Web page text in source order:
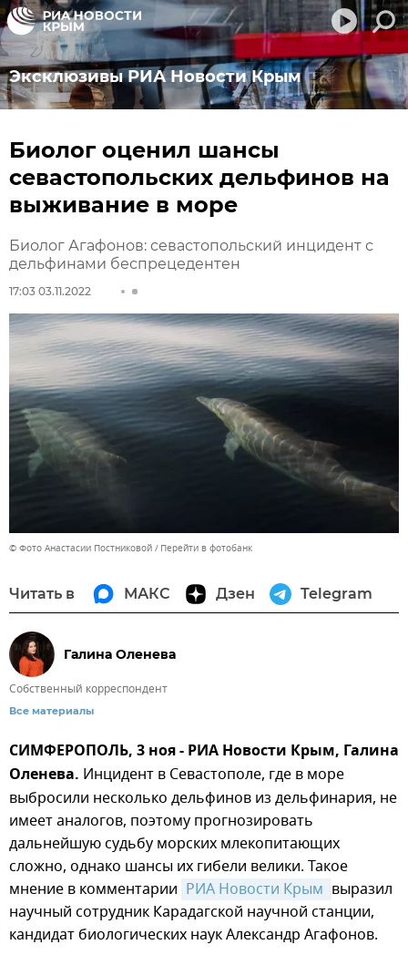
Эксклюзивы РИА Новости Крым
Биолог оценил шансы
севастопольских дельфинов на
выживание в море
Биолог Агафонов: севастопольский инцидент с
дельфинами беспрецедентен
17:03 03.11.2022
© Фото Анастасии Постниковой Перейти в фотобанк
Читать в МАКС Дзен Telegram
Галина Оленева
Собственный корреспондент
Все материалы
СИМФЕРОПОЛЬ, 3 ноя - РИА Новости Крым, Галина
Оленева. Инцидент в Севастополе, где в море
выбросили несколько дельфинов из дельфинария, не
имеет аналогов, поэтому прогнозировать
дальнейшую судьбу морских млекопитающих
сложно, однако шансы их гибели велики. Такое
мнение в комментарии РИА Новости Крым выразил
научный сотрудник Карадагской научной станции,
кандидат биологических наук Александр Агафонов.